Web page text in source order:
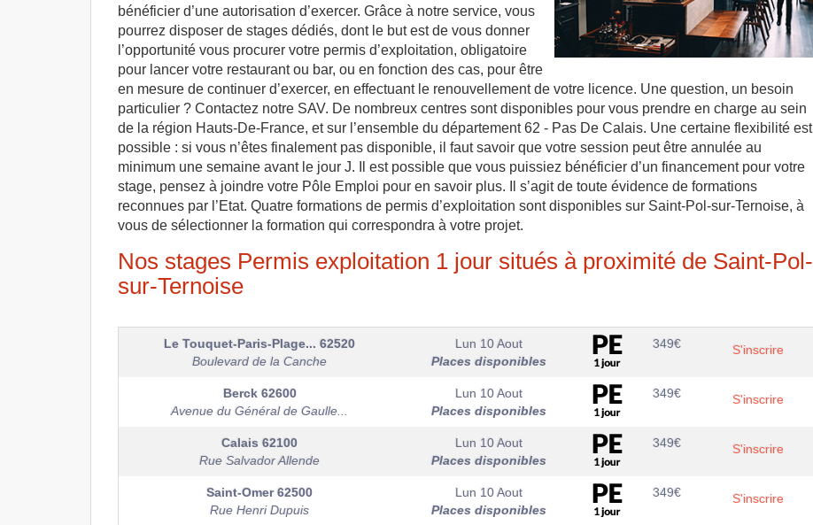
bénéficier d’une autorisation d’exercer. Grâce à notre service, vous
pourrez disposer de stages dédiés, dont le but est de vous donner
l’opportunité vous procurer votre permis d’exploitation, obligatoire
pour lancer votre restaurant ou bar, ou en fonction des cas, pour être
en mesure de continuer d’exercer, en effectuant le renouvellement de votre licence. Une question, un besoin
particulier ? Contactez notre SAV. De nombreux centres sont disponibles pour vous prendre en charge au sein
de la région Hauts-De-France, et sur l’ensemble du département 62 - Pas De Calais. Une certaine flexibilité est
possible : si vous n’êtes finalement pas disponible, il faut savoir que votre session peut être annulée au
minimum une semaine avant le jour J. Il est possible que vous puissiez bénéficier d’un financement pour votre
stage, pensez à joindre votre Pôle Emploi pour en savoir plus. Il s’agit de toute évidence de formations
reconnues par l’Etat. Quatre formations de permis d’exploitation sont disponibles sur Saint-Pol-sur-Ternoise, à
vous de sélectionner la formation qui correspondra à votre projet.
Nos stages Permis exploitation 1 jour situés à proximité de Saint-Pol-
sur-Ternoise
Le Touquet-Paris-Plage... 62520
Boulevard de la Canche
Lun 10 Aout
Places disponibles
349€ S'inscrire
Berck 62600
Avenue du Général de Gaulle...
Lun 10 Aout
Places disponibles
349€ S'inscrire
Calais 62100
Rue Salvador Allende
Lun 10 Aout
Places disponibles
349€ S'inscrire
Saint-Omer62500
Rue Henri Dupuis
Lun 10 Aout
Places disponibles
349€ S'inscrire